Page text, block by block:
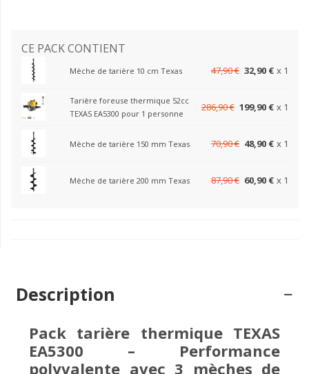
CE PACK CONTIENT
Mèche de tarière 10 cm Texas 47,90 € 32,90 € x 1
Tarière foreuse thermique 52cc
TEXAS EA5300 pour 1 personne
286,90 € 199,90 € x 1
Mèche de tarière 150 mm Texas 70,90 € 48,90 € x 1
Mèche de tarière 200 mm Texas 87,90 € 60,90 € x 1
Description
Pack tarière thermique TEXAS
EA5300 – Performance
polyvalente avec 3 mèches de